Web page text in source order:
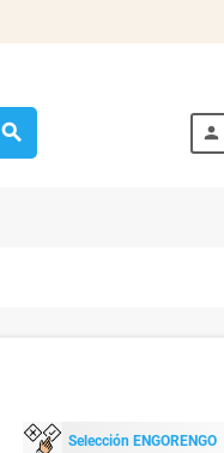
search person
Selección ENGORENGO